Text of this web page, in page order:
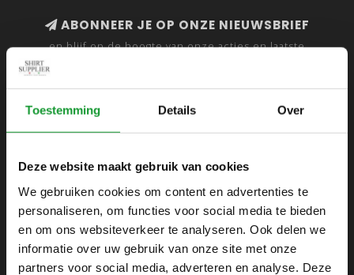
Toestemming Details Over
Deze website maakt gebruik van cookies
We gebruiken cookies om content en advertenties te
personaliseren, om functies voor social media te bieden
en om ons websiteverkeer te analyseren. Ook delen we
informatie over uw gebruik van onze site met onze
partners voor social media, adverteren en analyse. Deze
ABONNEER JE OP ONZE NIEUWSBRIEF
en blijf op de hoogte van onze acties en laatste
SHIRTSUPPLIER.NL
Webshop voor mannen
Zijlijnstraat 24
1433 DC